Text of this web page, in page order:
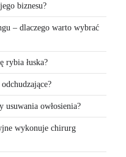
biznesu?
– dlaczego warto wybrać
rybia łuska?
usuwania owłosienia?
wykonuje chirurg